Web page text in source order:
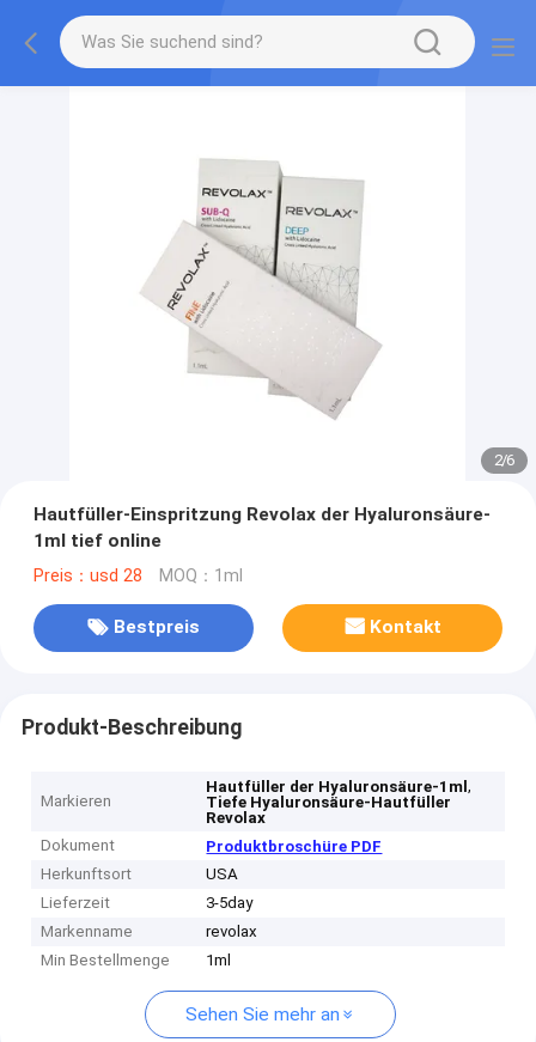
2/6
Hautfüller-Einspritzung Revolax der Hyaluronsäure-
1ml tief online
Preis：usd 28 MOQ：1ml
Bestpreis Kontakt
Produkt-Beschreibung
Markieren
Hautfüller der Hyaluronsäure-1ml,
Tiefe Hyaluronsäure-Hautfüller
Revolax
Dokument
Produktbroschüre PDF
Herkunftsort
USA
Lieferzeit
3-5day
Markenname
revolax
Min Bestellmenge
1ml
Sehen Sie mehr an